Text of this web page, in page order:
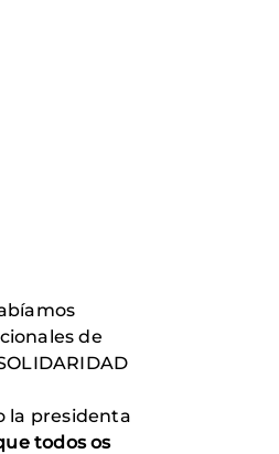
de
la presidenta
todos os